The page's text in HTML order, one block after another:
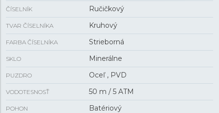
ČÍSELNÍK Ručičkový
TVAR ČÍSELNÍKA Kruhový
FARBA ČÍSELNÍKA Strieborná
SKLO Minerálne
PUZDRO Oceľ , PVD
VODOTESNOSŤ 50 m / 5 ATM
POHON Batériový